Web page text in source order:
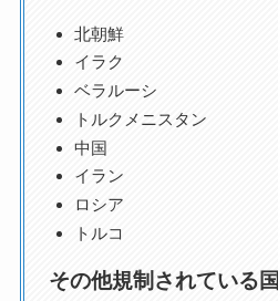
北朝鮮
イラク
ベラルーシ
トルクメニスタン
中国
イラン
ロシア
トルコ
その他規制されている国